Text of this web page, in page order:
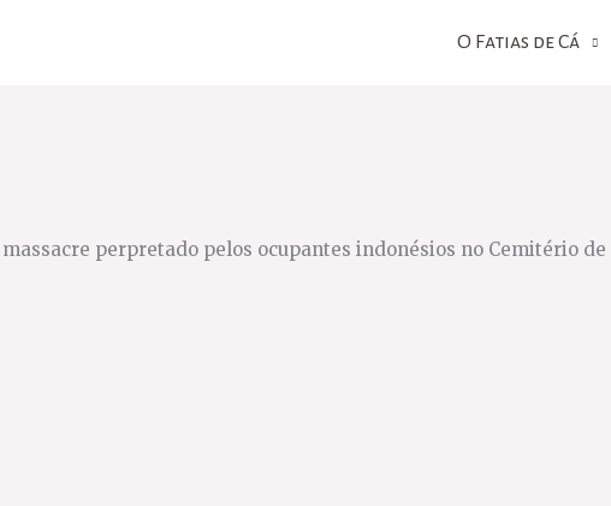
O Fatias de Cá
perpretado pelos ocupantes indonésios no Cemitério de